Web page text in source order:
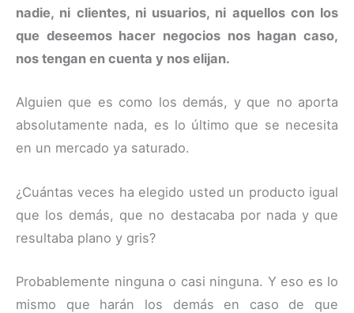
nadie, ni clientes, ni usuarios, ni aquellos con los
que deseemos hacer negocios nos hagan caso,
nos tengan en cuenta y nos elijan.
Alguien que es como los demás, y que no aporta
absolutamente nada, es lo último que se necesita
en un mercado ya saturado.
¿Cuántas veces ha elegido usted un producto igual
que los demás, que no destacaba por nada y que
resultaba plano y gris?
Probablemente ninguna o casi ninguna. Y eso es lo
mismo que harán los demás en caso de que